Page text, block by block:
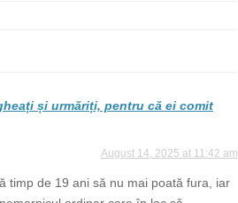
și urmăriți, pentru că ei comit
August 14, 2025 at 11:42 am
timp de 19 ani să nu mai poată fura, iar